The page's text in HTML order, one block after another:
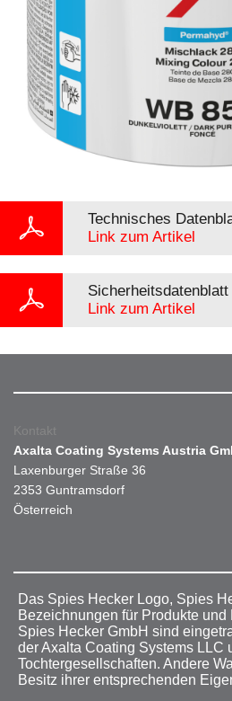
Technisches
Link zum Artikel
Sicherheitsdatenblatt
Link zum Artikel
Kontakt
Axalta Coating Systems Austria
Laxenburger Straße 36
2353 Guntramsdorf
Österreich
Das Spies Hecker Logo, Spies
Bezeichnungen für Produkte
Spies Hecker GmbH sind
der Axalta Coating Systems LLC
Tochtergesellschaften. Andere
Besitz ihrer entsprechenden